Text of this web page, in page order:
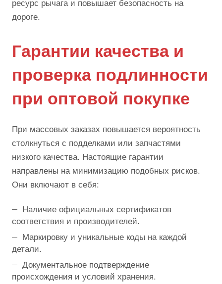
ресурс рычага и повышает безопасность на
дороге.
Гарантии качества и
проверка подлинности
при оптовой покупке
При массовых заказах повышается вероятность
столкнуться с подделками или запчастями
низкого качества. Настоящие гарантии
направлены на минимизацию подобных рисков.
Они включают в себя:
Наличие официальных сертификатов
соответствия и производителей.
Маркировку и уникальные коды на каждой
детали.
Документальное подтверждение
происхождения и условий хранения.